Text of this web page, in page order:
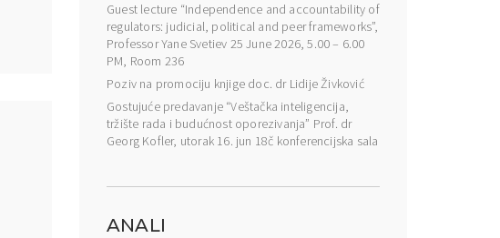
Guest lecture “Independence and accountability of
regulators: judicial, political and peer frameworks”,
Professor Yane Svetiev 25 June 2026, 5.00 – 6.00
PM, Room 236
Poziv na promociju knjige doc. dr Lidije Živković
Gostujuće predavanje “Veštačka inteligencija,
tržište rada i budućnost oporezivanja” Prof. dr
Georg Kofler, utorak 16. jun 18č konferencijska sala
ANALI